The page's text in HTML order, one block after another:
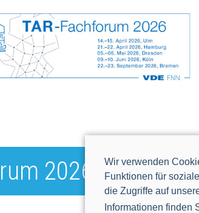
Wir verwenden
Funktionen für
die Zugriffe auf
Informationen finden
2026 14.04.2026-